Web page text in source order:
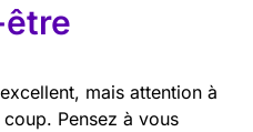
mais attention à
coup. Pensez à vous